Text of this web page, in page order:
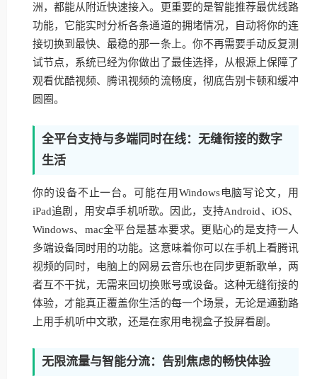
洲，都能从附近快速接入。更重要的是智能推荐最优线路
功能，它能实时分析各条通道的拥堵情况，自动将你的连
接切换到最快、最稳的那一条上。你不再需要手动反复测
试节点，系统已经为你做出了最佳选择，从根源上保障了
观看优酷视频、腾讯视频的流畅度，彻底告别卡顿和缓冲
圆圈。
全平台支持与多端同时在线：无缝衔接的数字
生活
你的设备不止一台。可能在用Windows电脑写论文，用
iPad追剧，用安卓手机听歌。因此，支持Android、iOS、
Windows、mac全平台是基本要求。更贴心的是支持一人
多端设备同时用的功能。这意味着你可以在手机上看腾讯
视频的同时，电脑上的网易云音乐也在同步更新歌单，两
者互不干扰，无需来回切换账号或设备。这种无缝衔接的
体验，才能真正覆盖你生活的每一个场景，无论是通勤路
上用手机听中文歌，还是在家用电视盒子投屏看剧。
无限流量与智能分流：告别焦虑的畅快体验